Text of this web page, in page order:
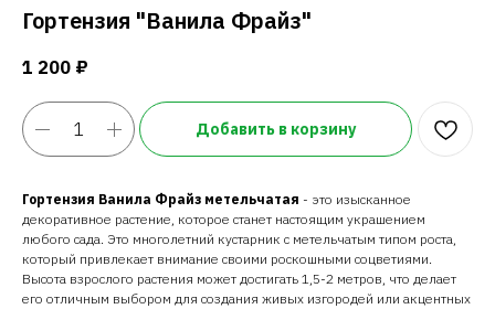
Гортензия "Ванила Фрайз"
1 200 ₽
Добавить в корзину
Гортензия Ванила Фрайз метельчатая - это изысканное
декоративное растение, которое станет настоящим украшением
любого сада. Это многолетний кустарник с метельчатым типом роста,
который привлекает внимание своими роскошными соцветиями.
Высота взрослого растения может достигать 1,5-2 метров, что делает
его отличным выбором для создания живых изгородей или акцентных